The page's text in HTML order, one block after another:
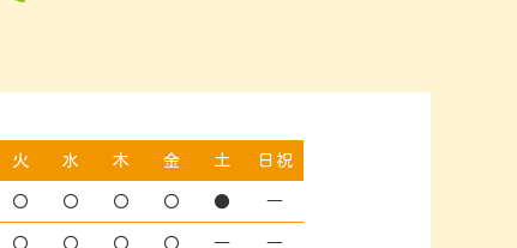
火 水 木 金 土 日祝
〇 〇 〇 〇 ● ―
〇 〇 〇 〇 ― ―